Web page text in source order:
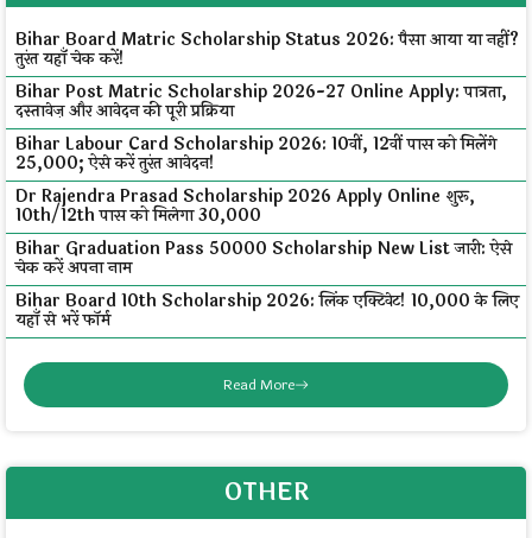
Bihar Board Matric Scholarship Status 2026: पैसा आया या नहीं?
तुरंत यहाँ चेक करें!
Bihar Post Matric Scholarship 2026-27 Online Apply: पात्रता,
दस्तावेज़ और आवेदन की पूरी प्रक्रिया
Bihar Labour Card Scholarship 2026: 10वीं, 12वीं पास को मिलेंगे
₹25,000; ऐसे करें तुरंत आवेदन!
Dr Rajendra Prasad Scholarship 2026 Apply Online शुरू,
10th/12th पास को मिलेगा ₹30,000
Bihar Graduation Pass 50000 Scholarship New List जारी: ऐसे
चेक करें अपना नाम
Bihar Board 10th Scholarship 2026: लिंक एक्टिवेट! ₹10,000 के लिए
यहाँ से भरें फॉर्म
Read More
OTHER